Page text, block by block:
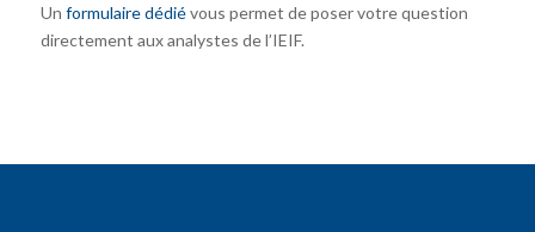
Un formulaire dédiévous permet de poser votre question
directement aux analystes de l’IEIF.